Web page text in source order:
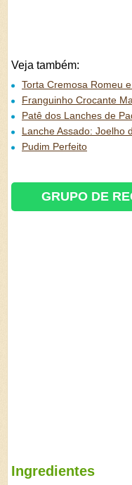
Veja também:
Torta Cremosa Romeu
Franguinho Crocante
Patê dos Lanches de
Lanche Assado: Joelho
Pudim Perfeito
GRUPO DE
Ingredientes